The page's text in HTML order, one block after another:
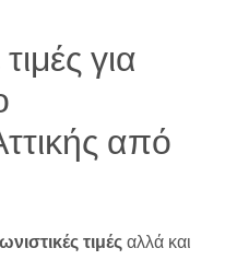
για
από
τιμέςαλλά και